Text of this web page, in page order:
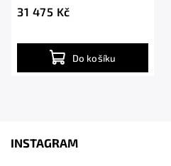
31 475 Kč
Do košíku
INSTAGRAM